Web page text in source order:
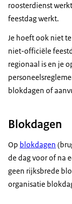
roosterdienst
feestdag werkt.
Je hoeft ook niet
niet-officiële
regionaal is en je
blokdagen of
Blokdagen
Op blokdagen
de dag voor of na
geen rijksbrede
organisatie